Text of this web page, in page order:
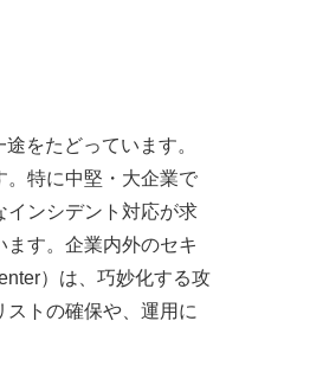
をたどっています。
。特に中堅・大企業で
インシデント対応が求
す。企業内外のセキ
）は、巧妙化する攻
トの確保や、運用に